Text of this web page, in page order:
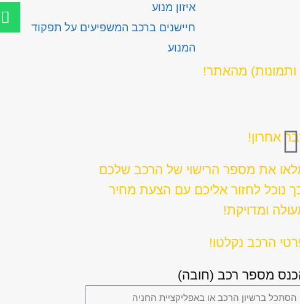
איזון מנוע
חיישנים ברכב המשפיעים על תפקוד
המנוע
ותמונות) מהאתר!
אחרון!
את מספר הרישוי של הרכב שלכם
נוכל לחזור אליכם עם הצעת מחיר
ומדויקת!
הרכב נקלטו!
מספר רכב (חובה)